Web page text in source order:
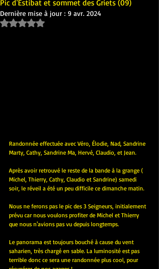
Pic d'Estibat et sommet des Griets (09)
Dernière mise à jour : 9 avr. 2024
Noté NaN étoiles sur 5.
Randonnée effectuée avec Véro, Élodie, Nad, Sandrine
Marty, Cathy, Sandrine Ma, Hervé, Claudio, et Jean.
Après avoir retrouvé le reste de la bande à la grange (
Michel, Thierry, Cathy, Claudio et Sandrine) samedi
soir, le réveil a été un peu difficile ce dimanche matin.
Nous ne ferons pas le pic des 3 Seigneurs, initialement
prévu car nous voulons profiter de Michel et Thierry
que nous n'avions pas vu depuis longtemps.
Le panorama est toujours bouché à cause du vent
saharien, très chargé en sable. La luminosité est pas
terrible donc ce sera une randonnée plus cool, pour